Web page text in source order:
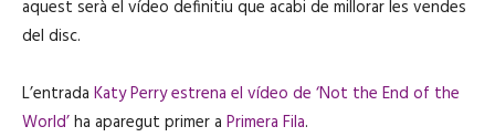
aquest serà el vídeo definitiu que acabi de millorar les vendes
del disc.
L’entrada Katy Perry estrena el vídeo de ‘Not the End of the
World’ha aparegut primer a Primera Fila.